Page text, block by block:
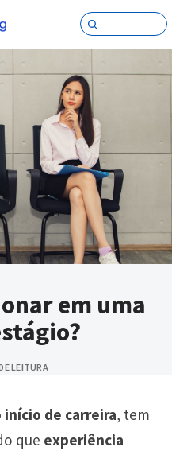
em uma
LEITURA
início de carreira, tem
que experiência